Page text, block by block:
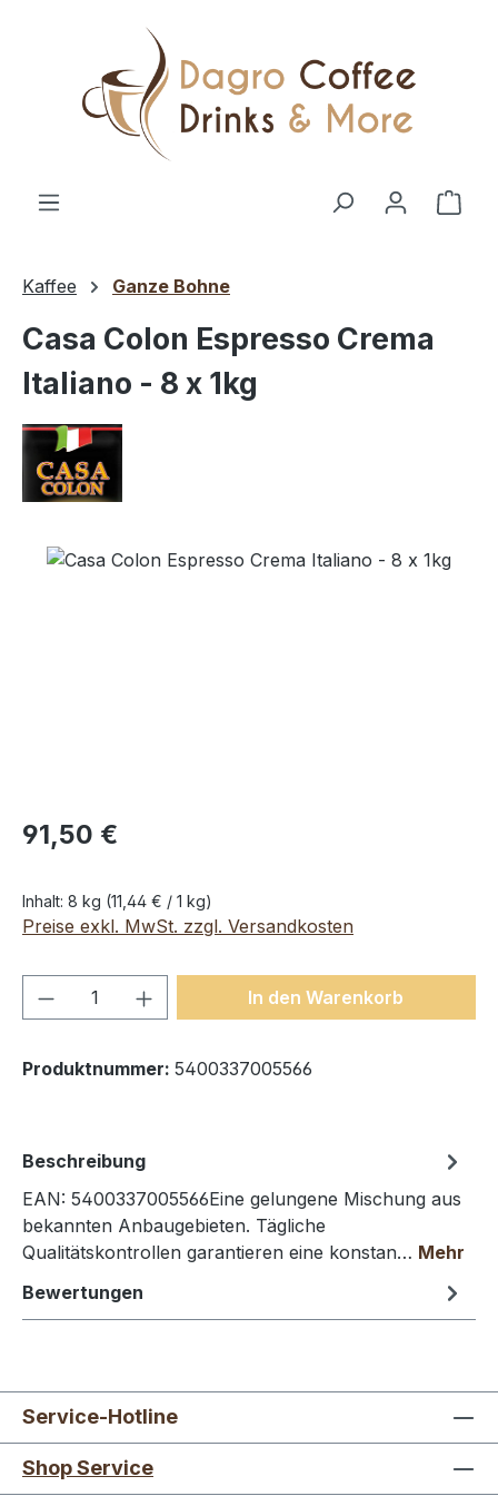
Zum Hauptinhalt springen
Kaffee Ganze Bohne
Casa Colon Espresso Crema
Italiano - 8 x 1kg
Bildergalerie überspringen
91,50 €
Inhalt: 8 kg (11,44 € / 1 kg)
Preise exkl. MwSt. zzgl. Versandkosten
Produkt Anzahl: Gib denIn den Warenkorb
Produktnummer: 5400337005566
Beschreibung
EAN: 5400337005566Eine gelungene Mischung aus
bekannten Anbaugebieten. Tägliche
Qualitätskontrollen garantieren eine konstan… Mehr
Bewertungen
Service-Hotline
Shop Service